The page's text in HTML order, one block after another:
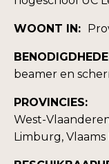
WOONT IN:
beamer en
PROVINCIES:
West-
Limburg, Vlaams